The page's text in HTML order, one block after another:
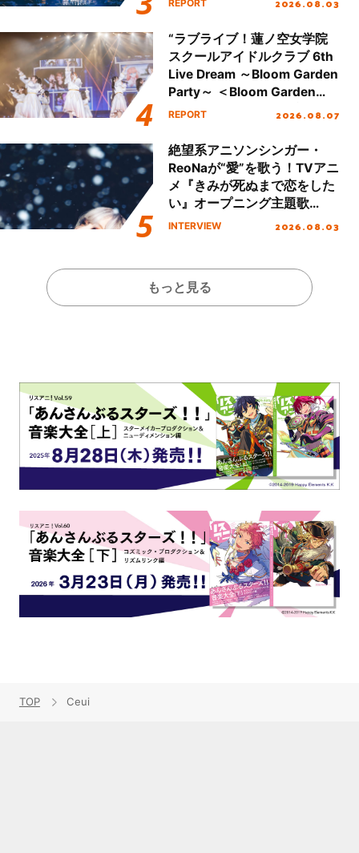
ート!!
REPORT 2026.08.03
“ラブライブ！蓮ノ空女学院
スクールアイドルクラブ 6th
Live Dream ～Bloom Garden
Party～ ＜Bloom Garden
Party Stage／埼玉公演＞”
REPORT 2026.08.07
絶望系アニソンシンガー・
ReoNaが“愛”を歌う！TVアニ
メ『きみが死ぬまで恋をした
い』オープニング主題歌
「Amore」インタビュー
INTERVIEW 2026.08.03
もっと見る
TOP Ceui